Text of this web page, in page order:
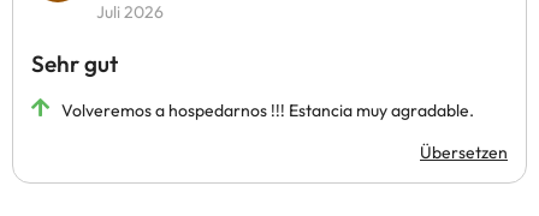
Juli 2026
Sehr gut
Volveremos a hospedarnos !!! Estancia muy agradable.
Übersetzen